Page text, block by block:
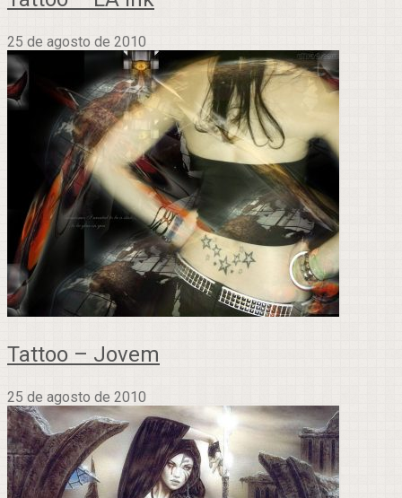
25 de agosto de 2010
Tattoo – Jovem
25 de agosto de 2010